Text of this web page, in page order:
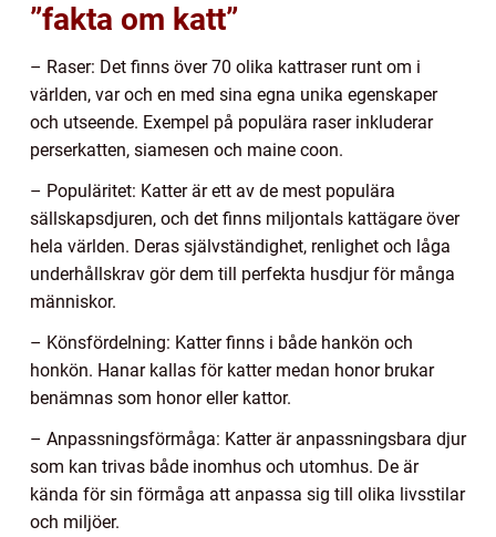
”fakta om katt”
– Raser: Det finns över 70 olika kattraser runt om i
världen, var och en med sina egna unika egenskaper
och utseende. Exempel på populära raser inkluderar
perserkatten, siamesen och maine coon.
– Populäritet: Katter är ett av de mest populära
sällskapsdjuren, och det finns miljontals kattägare över
hela världen. Deras självständighet, renlighet och låga
underhållskrav gör dem till perfekta husdjur för många
människor.
– Könsfördelning: Katter finns i både hankön och
honkön. Hanar kallas för katter medan honor brukar
benämnas som honor eller kattor.
– Anpassningsförmåga: Katter är anpassningsbara djur
som kan trivas både inomhus och utomhus. De är
kända för sin förmåga att anpassa sig till olika livsstilar
och miljöer.